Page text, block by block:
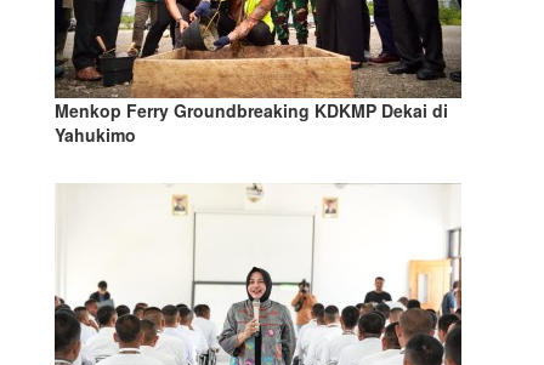
Menkop Ferry Groundbreaking KDKMP Dekai di
Yahukimo